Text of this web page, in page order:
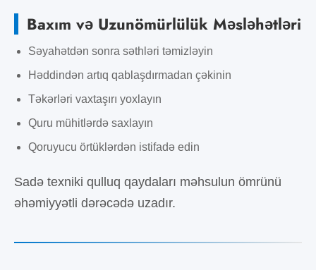
Baxım və Uzunömürlülük Məsləhətləri
Səyahətdən sonra səthləri təmizləyin
Həddindən artıq qablaşdırmadan çəkinin
Təkərləri vaxtaşırı yoxlayın
Quru mühitlərdə saxlayın
Qoruyucu örtüklərdən istifadə edin
Sadə texniki qulluq qaydaları məhsulun ömrünü
əhəmiyyətli dərəcədə uzadır.